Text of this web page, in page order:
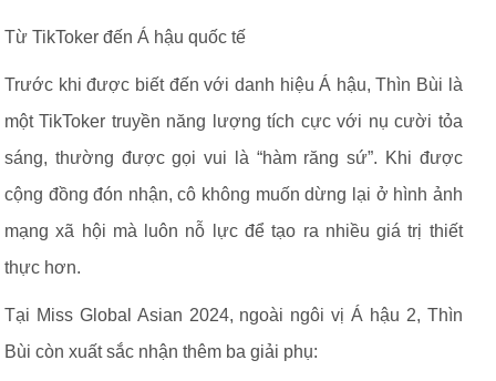
Từ TikToker đến Á hậu quốc tế
Trước khi được biết đến với danh hiệu Á hậu, Thìn Bùi là
một TikToker truyền năng lượng tích cực với nụ cười tỏa
sáng, thường được gọi vui là “hàm răng sứ”. Khi được
cộng đồng đón nhận, cô không muốn dừng lại ở hình ảnh
mạng xã hội mà luôn nỗ lực để tạo ra nhiều giá trị thiết
thực hơn.
Tại Miss Global Asian 2024, ngoài ngôi vị Á hậu 2, Thìn
Bùi còn xuất sắc nhận thêm ba giải phụ: